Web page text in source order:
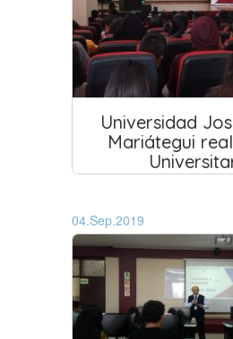
Universidad
Mariátegui
04.Sep.2019